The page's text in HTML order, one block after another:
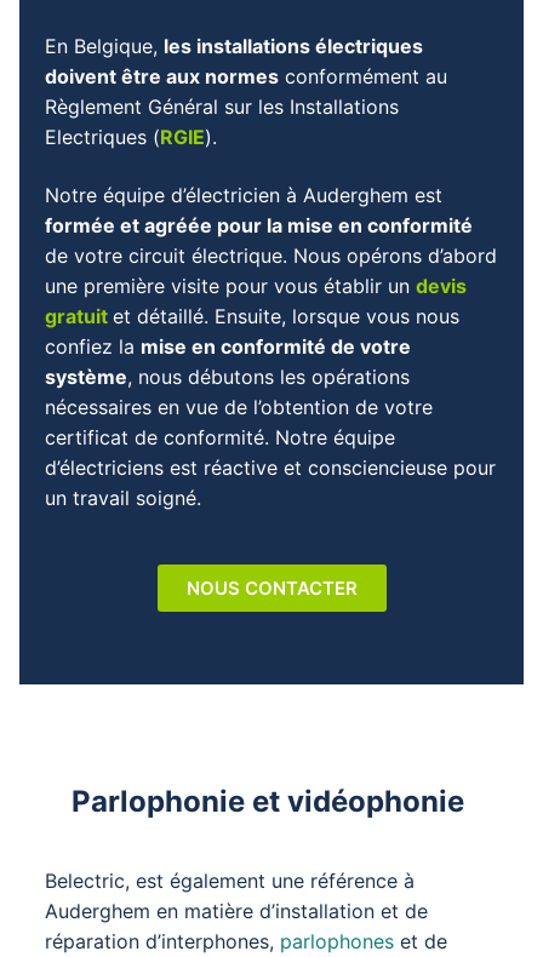
En Belgique, les installations électriques
doivent être aux normesconformément au
Règlement Général sur les Installations
Electriques (RGIE).
Notre équipe d’électricien à Auderghem est
formée et agréée pour la mise en conformité
de votre circuit électrique. Nous opérons d’abord
une première visite pour vous établir un devis
gratuit et détaillé. Ensuite, lorsque vous nous
confiez la mise en conformité de votre
système, nous débutons les opérations
nécessaires en vue de l’obtention de votre
certificat de conformité. Notre équipe
d’électriciens est réactive et consciencieuse pour
un travail soigné.
NOUS CONTACTER
Parlophonie et vidéophonie
Belectric, est également une référence à
Auderghem en matière d’installation et de
réparation d’interphones, parlophoneset de